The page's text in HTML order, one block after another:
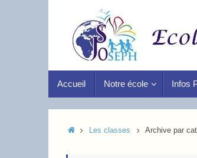
Accueil Notre école Infos
Les classes Archive par